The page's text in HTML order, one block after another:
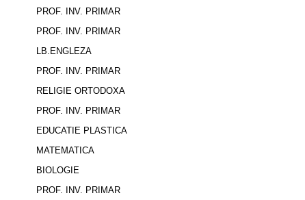
PROF. INV. PRIMAR
PROF. INV. PRIMAR
LB.ENGLEZA
PROF. INV. PRIMAR
RELIGIE ORTODOXA
PROF. INV. PRIMAR
EDUCATIE PLASTICA
MATEMATICA
BIOLOGIE
PROF. INV. PRIMAR